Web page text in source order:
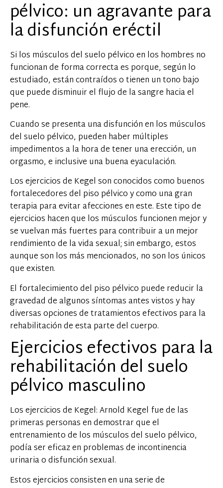
pélvico: un agravante para
la disfunción eréctil
Si los músculos del suelo pélvico en los hombres no
funcionan de forma correcta es porque, según lo
estudiado, están contraídos o tienen un tono bajo
que puede disminuir el flujo de la sangre hacia el
pene.
Cuando se presenta una disfunción en los músculos
del suelo pélvico, pueden haber múltiples
impedimentos a la hora de tener una erección, un
orgasmo, e inclusive una buena eyaculación.
Los ejercicios de Kegel son conocidos como buenos
fortalecedores del piso pélvico y como una gran
terapia para evitar afecciones en este. Este tipo de
ejercicios hacen que los músculos funcionen mejor y
se vuelvan más fuertes para contribuir a un mejor
rendimiento de la vida sexual; sin embargo, estos
aunque son los más mencionados, no son los únicos
que existen.
El fortalecimiento del piso pélvico puede reducir la
gravedad de algunos síntomas antes vistos y hay
diversas opciones de tratamientos efectivos para la
rehabilitación de esta parte del cuerpo.
Ejercicios efectivos para la
rehabilitación del suelo
pélvico masculino
Los ejercicios de Kegel: Arnold Kegel fue de las
primeras personas en demostrar que el
entrenamiento de los músculos del suelo pélvico,
podía ser eficaz en problemas de incontinencia
urinaria o disfunción sexual.
Estos ejercicios consisten en una serie de